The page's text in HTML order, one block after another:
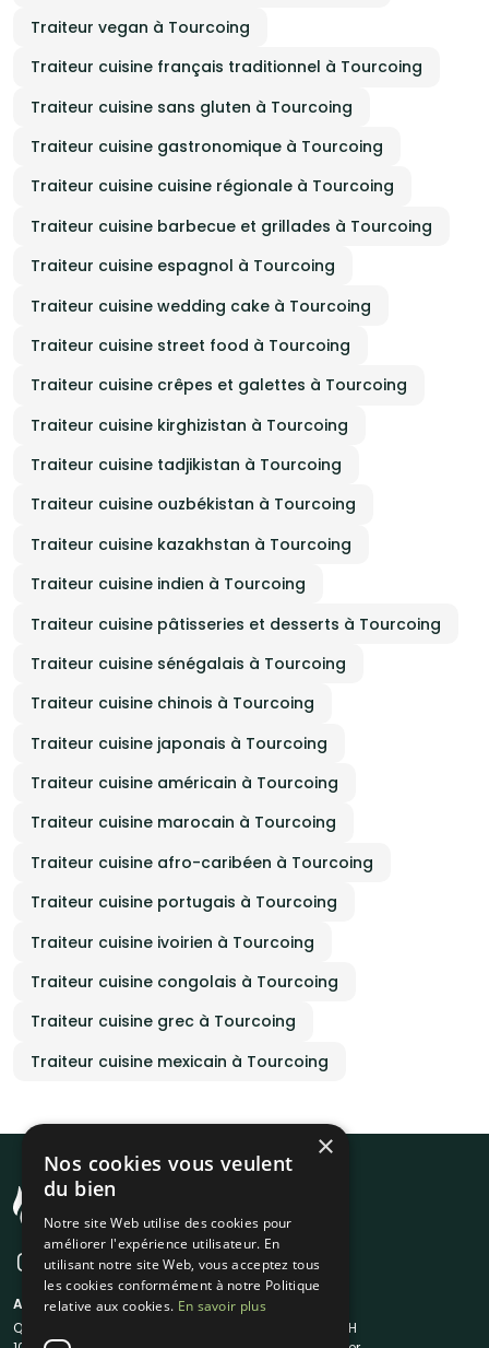
Traiteur vegan à Tourcoing
Traiteur cuisine français traditionnel à Tourcoing
Traiteur cuisine sans gluten à Tourcoing
Traiteur cuisine gastronomique à Tourcoing
Traiteur cuisine cuisine régionale à Tourcoing
Traiteur cuisine barbecue et grillades à Tourcoing
Traiteur cuisine espagnol à Tourcoing
Traiteur cuisine wedding cake à Tourcoing
Traiteur cuisine street food à Tourcoing
Traiteur cuisine crêpes et galettes à Tourcoing
Traiteur cuisine kirghizistan à Tourcoing
Traiteur cuisine tadjikistan à Tourcoing
Traiteur cuisine ouzbékistan à Tourcoing
Traiteur cuisine kazakhstan à Tourcoing
Traiteur cuisine indien à Tourcoing
Traiteur cuisine pâtisseries et desserts à Tourcoing
Traiteur cuisine sénégalais à Tourcoing
Traiteur cuisine chinois à Tourcoing
Traiteur cuisine japonais à Tourcoing
Traiteur cuisine américain à Tourcoing
Traiteur cuisine marocain à Tourcoing
Traiteur cuisine afro-caribéen à Tourcoing
Traiteur cuisine portugais à Tourcoing
Traiteur cuisine ivoirien à Tourcoing
Traiteur cuisine congolais à Tourcoing
Traiteur cuisine grec à Tourcoing
Traiteur cuisine mexicain à Tourcoing
A propos
Qui sommes-nous ?
Liens utiles
Traiteur en 48H
×
Nos cookies vous veulent
du bien
Notre site Web utilise des cookies pour
améliorer l'expérience utilisateur. En
utilisant notre site Web, vous acceptez tous
les cookies conformément à notre Politique
relative aux cookies. En savoir plus